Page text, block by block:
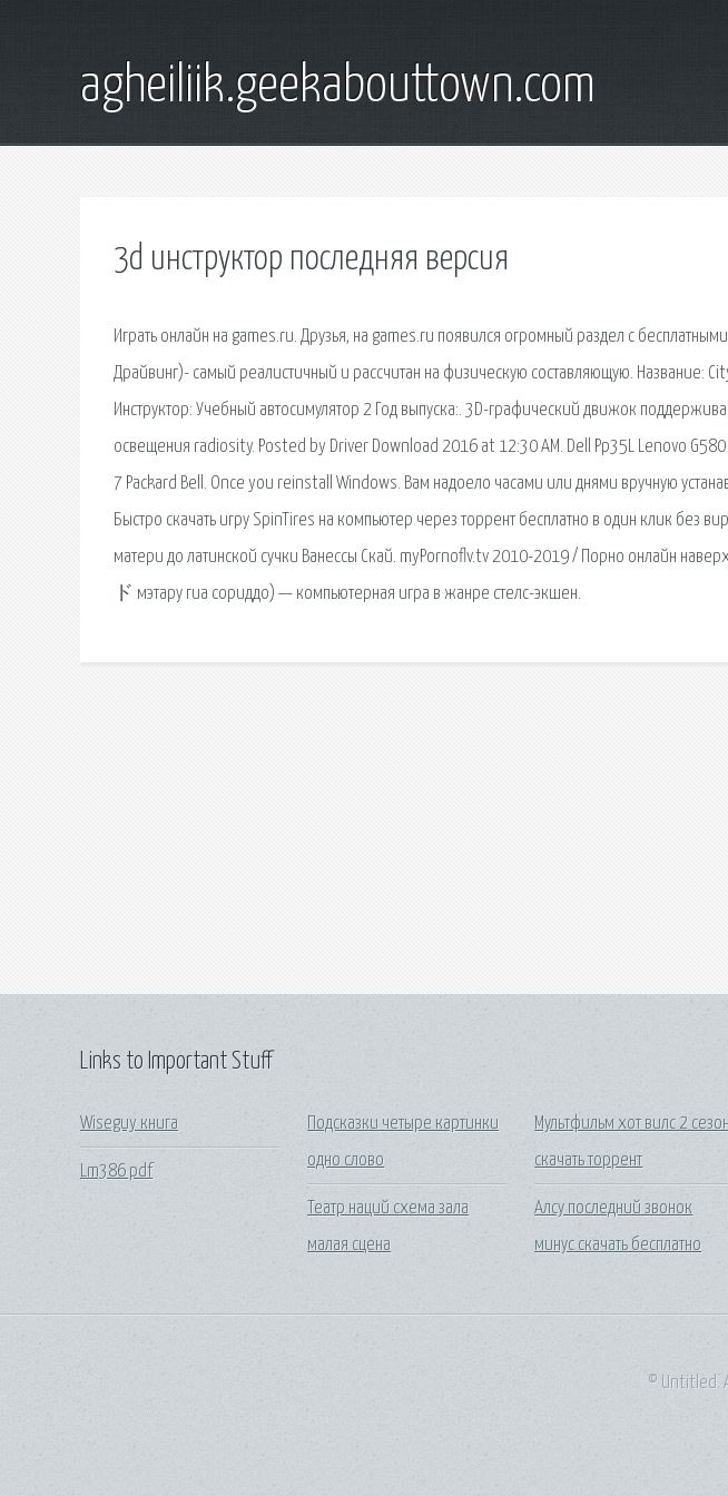
agheiliik.geekabouttown.com
3d инструктор последняя версия
Играть онлайн на games.ru. Друзья, на games.ru появился огромный раздел с
Драйвинг)- самый реалистичный и рассчитан на физическую составляющую. Название:
Инструктор: Учебный автосимулятор 2 Год выпуска:. 3D-графический движок
освещения radiosity. Posted by Driver Download 2016 at 12:30 AM. Dell Pp35L Lenovo
7 Packard Bell. Once you reinstall Windows. Вам надоело часами или днями вручную
Быстро скачать игру SpinTires на компьютер через торрент бесплатно в один клик без
матери до латинской сучки Ванессы Скай. myPornoflv.tv 2010-2019 / Порно онлайн
ド мэтару гиа сориддо) — компьютерная игра в жанре стелс-экшен.
Links to Important Stuff
Wiseguy книга
Lm386 pdf
Подсказки четыре картинки
одно слово
Театр наций схема зала
малая сцена
Мультфильм хот вилс 2 сезон
скачать торрент
Алсу последний звонок
минус скачать бесплатно
© Untitled.